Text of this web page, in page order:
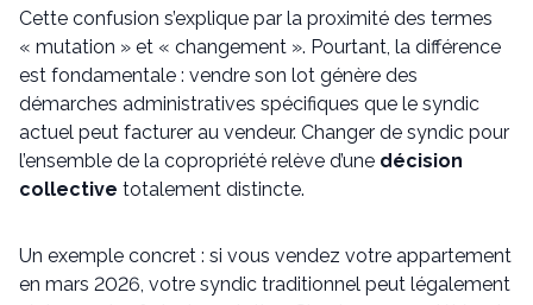
Cette confusion s’explique par la proximité des termes
« mutation » et « changement ». Pourtant, la différence
est fondamentale : vendre son lot génère des
démarches administratives spécifiques que le syndic
actuel peut facturer au vendeur. Changer de syndic pour
l’ensemble de la copropriété relève d’une décision
collective totalement distincte.
Un exemple concret : si vous vendez votre appartement
en mars 2026, votre syndic traditionnel peut légalement